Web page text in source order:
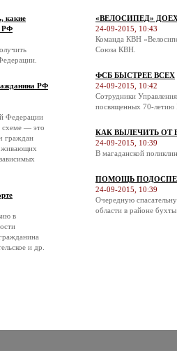
какие
РФ
РФ
Федерации
схеме — это
граждан
в
и др.
«ВЕЛОСИПЕД»
24-09-2015, 10:43
Команда КВН
Союза КВН.
ФСБ БЫСТРЕЕ ВСЕХ
24-09-2015, 10:42
Сотрудники
посвященных 70-летию
КАК ВЫЛЕЧИТЬ ОТ
24-09-2015, 10:39
В магаданской
ПОМОЩЬ
24-09-2015, 10:39
Очередную
области в районе бухты